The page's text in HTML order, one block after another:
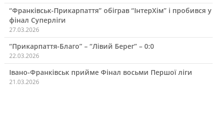
“Франківськ-Прикарпаття” обіграв “ІнтерХім” і пробився у
фінал Суперліги
27.03.2026
“Прикарпаття-Благо” – “Лівий Берег” – 0:0
22.03.2026
Івано-Франківськ прийме Фінал восьми Першої ліги
21.03.2026